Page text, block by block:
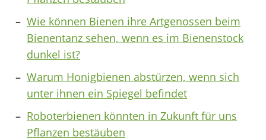
Wie können Bienen ihre Artgenossen beim
Bienentanz sehen, wenn es im Bienenstock
dunkel ist?
Warum Honigbienen abstürzen, wenn sich
unter ihnen ein Spiegel befindet
Roboterbienen könnten in Zukunft für uns
Pflanzen bestäuben